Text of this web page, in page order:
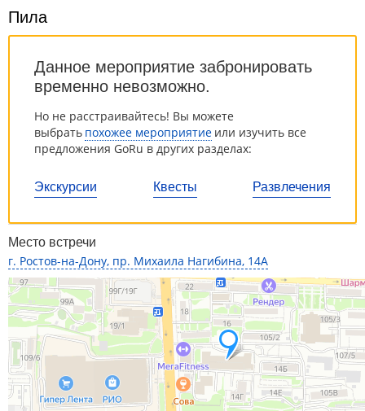
Данное мероприятие забронировать
временно невозможно.
Но не расстраивайтесь! Вы можете
выбрать похожее мероприятие или изучить все
предложения GoRu в других разделах:
Экскурсии Квесты Развлечения
Пила
Место встречи
г. Ростов-на-Дону, пр. Михаила Нагибина, 14А